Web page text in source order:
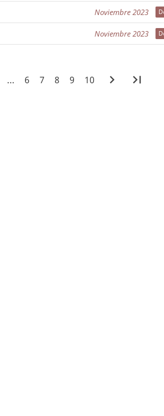
Noviembre 2023
Noviembre 2023
... 6 7 8 9 10 navigate_next last_page